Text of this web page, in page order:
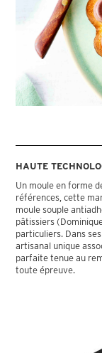
HAUTE
Un moule en forme
références, cette
moule souple
pâtissiers
particuliers. Dans
artisanal unique
parfaite tenue au
toute épreuve.